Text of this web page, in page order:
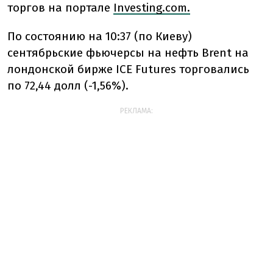
торгов на портале Investing.com.
По состоянию на 10:37 (по Киеву)
сентябрьские фьючерсы на нефть Brent на
лондонской бирже ICE Futures торговались
по 72,44 долл (-1,56%).
РЕКЛАМА: